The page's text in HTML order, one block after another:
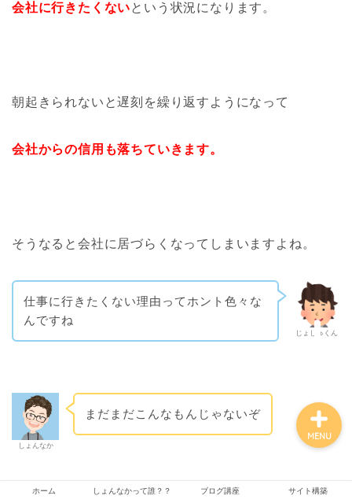
会社に行きたくないという状況になります。
朝起きられないと遅刻を繰り返すようになって
会社からの信用も落ちていきます。
そうなると会社に居づらくなってしまいますよね。
じょしゅくん
仕事に行きたくない理由ってホント色々な
んですね
しょんなか
まだまだこんなもんじゃないぞ
ホーム しょんなかって誰？？ ブログ講座 サイト構築
MENU
ブログ講座
サイト構築